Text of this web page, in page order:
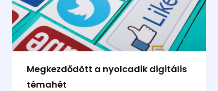
Megkezdődött a nyolcadik digitális
témahét